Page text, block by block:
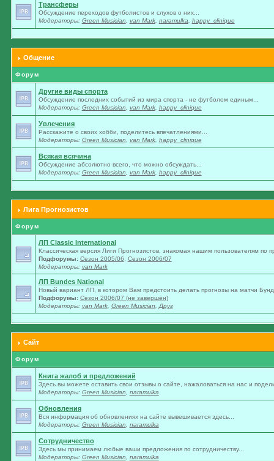
Трансферы
Обсуждение переходов футболистов и слухов о них...
Модераторы: Green Musician van Mark, naramulka happy_clinique
Общение
Форум
Другие виды спорта
Обсуждение последних событий из мира спорта - не футболом единым...
Модераторы: Green Musician van Mark, happy_clinique
Увлечения
Расскажите о своих хобби, поделитесь впечатлениями...
Модераторы: Green Musician van Mark, happy_clinique
Всякая всячина
Обсуждение абсолютно всего, что можно обсуждать...
Модераторы: Green Musician van Mark, happy_clinique
Лига Прогнозистов
Форум
ЛП Classic International
Классическая версия Лиги Прогнозистов, знакомая нашим пользователям по
Подфорумы: Сезон 2005/06
Сезон 2006/07
Модераторы: van Mark
ЛП Bundes National
Новый вариант ЛП, в котором Вам предстоить делать прогнозы на матчи
Подфорумы: Сезон 2006/07 (не завершён)
Модераторы: van Mark, Green Musician Друг
Сайт
Форум
Книга жалоб и предложений
Здесь вы можете оставить свои отзывы о сайте, нажаловаться на нас и
Модераторы: Green Musician naramulka
Обновления
Вся информация об обновлениях на сайте вывешивается здесь...
Модераторы: Green Musician naramulka
Сотрудничество
Здесь мы принимаем любые ваши предложения по сотрудничеству...
Модераторы: Green Musician naramulka